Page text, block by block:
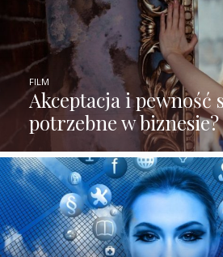
Akceptacja i pewność
potrzebne w biznesie?
FILM